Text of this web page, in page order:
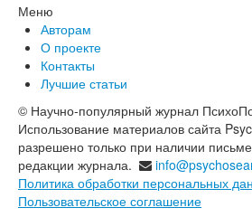
Меню
Авторам
О проекте
Контакты
Лучшие статьи
© Научно-популярный журнал
Использование материалов сайта
разрешено только при наличии
редакции журнала.
Политика обработки персональных
Пользовательское соглашение